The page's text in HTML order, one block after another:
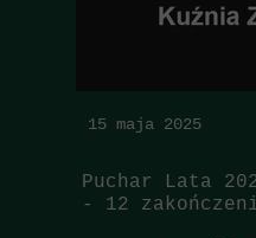
15 maja 2025
Puchar Lata
- 12